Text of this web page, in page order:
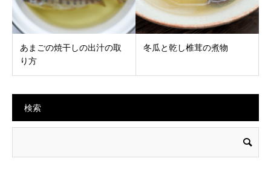
あまごの焼干しの出汁の取
り方
冬瓜と乾し椎茸の煮物
検索